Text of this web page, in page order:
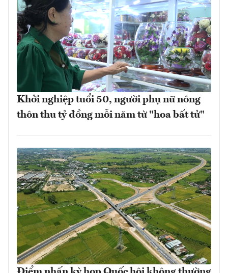
Khởi nghiệp tuổi 50, người phụ nữ nông
thôn thu tỷ đồng mỗi năm từ "hoa bất tử"